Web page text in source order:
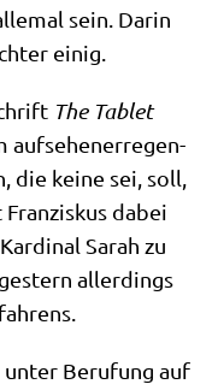
sein. Dar­in
einig.
The Tablet
auf­se­hen­er­re­gen­
die kei­ne sei, soll,
dabei
Sarah zu
aller­dings
Beru­fung auf